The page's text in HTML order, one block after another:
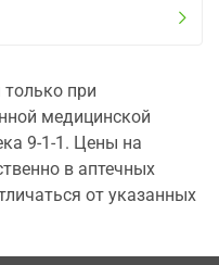
при
медицинской
9-1-1. Цены на
в аптечных
от указанных